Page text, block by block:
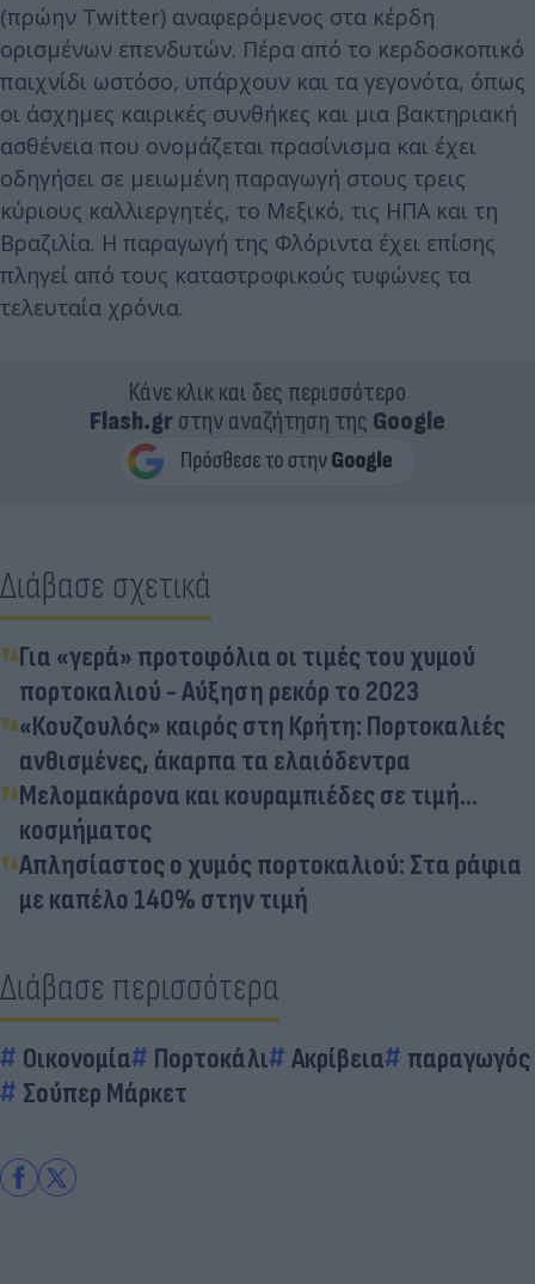
(πρώην Twitter) αναφερόμενος στα κέρδη
ορισμένων επενδυτών. Πέρα από το κερδοσκοπικό
παιχνίδι ωστόσο, υπάρχουν και τα γεγονότα, όπως
οι άσχημες καιρικές συνθήκες και μια βακτηριακή
ασθένεια που ονομάζεται πρασίνισμα και έχει
οδηγήσει σε μειωμένη παραγωγή στους τρεις
κύριους καλλιεργητές, το Μεξικό, τις ΗΠΑ και τη
Βραζιλία. Η παραγωγή της Φλόριντα έχει επίσης
πληγεί από τους καταστροφικούς τυφώνες τα
τελευταία χρόνια.
Κάνε κλικ και δες περισσότερο
Flash.grστην αναζήτηση της Google
Διάβασε σχετικά
Για «γερά» προτοφόλια οι τιμές του χυμού
πορτοκαλιού - Αύξηση ρεκόρ το 2023
«Κουζουλός» καιρός στη Κρήτη: Πορτοκαλιές
ανθισμένες, άκαρπα τα ελαιόδεντρα
Μελομακάρονα και κουραμπιέδες σε τιμή...
κοσμήματος
Απλησίαστος ο χυμός πορτοκαλιού: Στα ράφια
με καπέλο 140% στην τιμή
Διάβασε περισσότερα
Οικονομία Πορτοκάλι Ακρίβεια
παραγωγός
Σούπερ Μάρκετ